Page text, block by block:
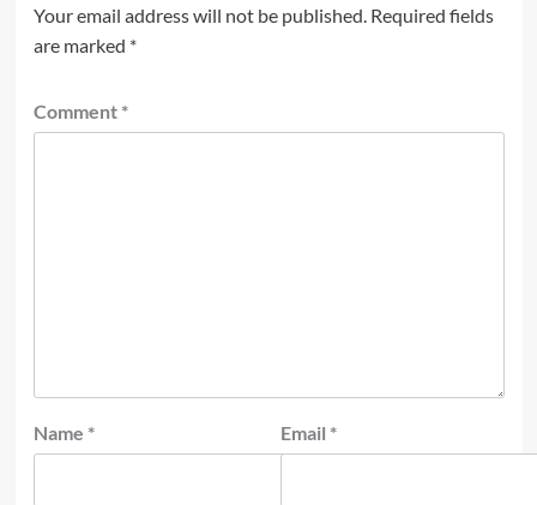
Your email address will not be published. Required fields
are marked *
Comment *
Name * Email *